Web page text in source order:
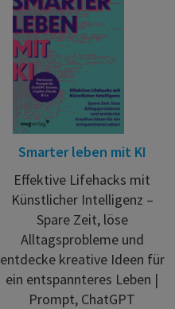
Smarter leben mit KI
Effektive Lifehacks mit
Künstlicher Intelligenz –
Spare Zeit, löse
Alltagsprobleme und
entdecke kreative Ideen für
ein entspannteres Leben |
Prompt, ChatGPT